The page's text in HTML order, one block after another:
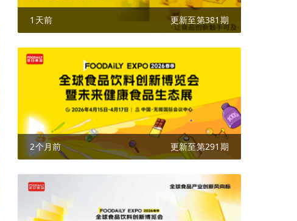
1天前 更新至第381期
2个月前 更新至第291期